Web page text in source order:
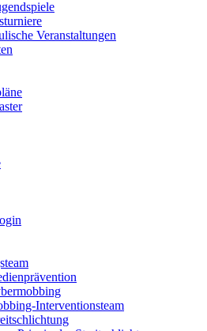
Veranstaltungen
Interventionsteam